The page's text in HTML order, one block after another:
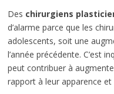
Des chirurgiens
d’alarme parce que les
adolescents, soit une
l’année précédente. C’est
peut contribuer à
rapport à leur apparence et